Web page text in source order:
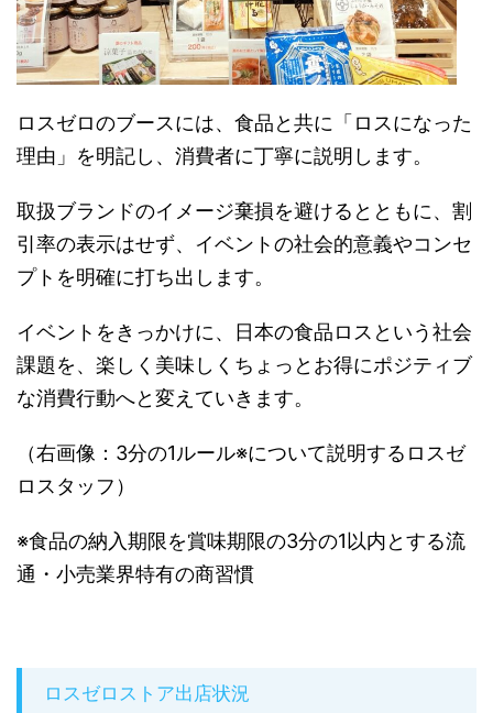
ロスゼロのブースには、食品と共に「ロスになった
理由」を明記し、消費者に丁寧に説明します。
取扱ブランドのイメージ棄損を避けるとともに、割
引率の表示はせず、イベントの社会的意義やコンセ
プトを明確に打ち出します。
イベントをきっかけに、日本の食品ロスという社会
課題を、楽しく美味しくちょっとお得にポジティブ
な消費行動へと変えていきます。
（右画像：3分の1ルール※について説明するロスゼ
ロスタッフ）
※食品の納入期限を賞味期限の3分の1以内とする流
通・小売業界特有の商習慣
ロスゼロストア出店状況